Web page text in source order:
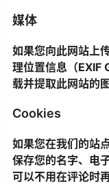
媒体
如果您向此网站上
理位置信息（EXIF
载并提取此网站的
Cookies
如果您在我们的站
保存您的名字、电
可以不用在评论时